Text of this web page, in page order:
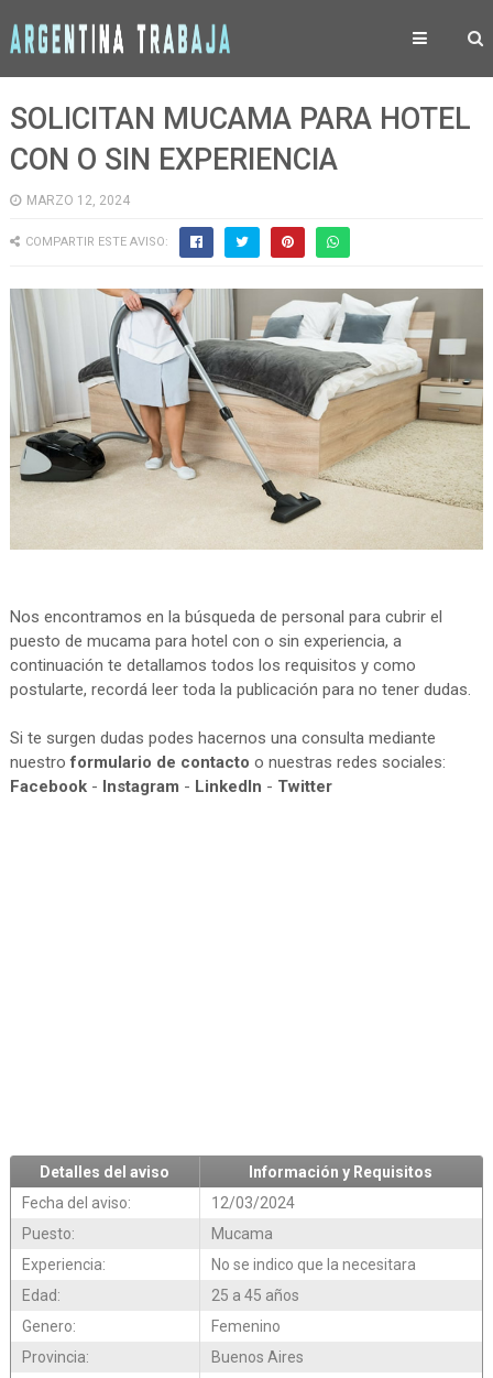
SOLICITAN MUCAMA PARA HOTEL
CON O SIN EXPERIENCIA
MARZO 12, 2024
COMPARTIR ESTE AVISO:
Nos encontramos en la búsqueda de personal para cubrir el
puesto de mucama para hotel con o sin experiencia, a
continuación te detallamos todos los requisitos y como
postularte, recordá leer toda la publicación para no tener dudas.
Si te surgen dudas podes hacernos una consulta mediante
nuestroformulario de contacto o nuestras redes sociales:
Facebook- Instagram - LinkedIn - Twitter
Detalles del aviso
Información y Requisitos
Fecha del aviso:
12/03/2024
Puesto:
Mucama
Experiencia:
No se indico que la necesitara
Edad:
25 a 45 años
Genero:
Femenino
Provincia:
Buenos Aires